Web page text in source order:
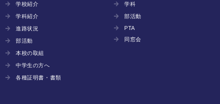
学校紹介
学科紹介
進路状況
部活動
本校の取組
中学生の方へ
各種証明書・書類
学科
部活動
PTA
同窓会